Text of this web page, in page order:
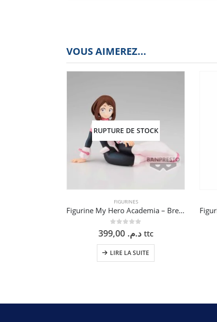
VOUS AIMEREZ...
RUPTURE DE STOCK
FIGURINES
Figurine My Hero Academia – Break Time Vol. 4 – Ochaco Ururaka – 10 cm
0 sur 5د.م. 399,00 ttc
LIRE LA SUITE